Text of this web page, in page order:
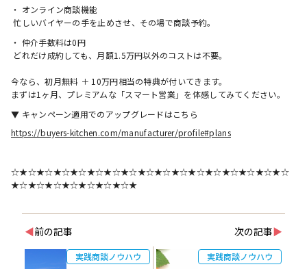
・ オンライン商談機能
忙しいバイヤーの手を止めさせ、その場で商談予約。
・ 仲介手数料は0円
どれだけ成約しても、月額1.5万円以外のコストは不要。
今なら、初月無料 ＋ 10万円相当の特典が付いてきます。
まずは1ヶ月、プレミアムな「スマート営業」を体感してみてください。
▼ キャンペーン適用でのアップグレードはこちら
https://buyers-kitchen.com/manufacturer/profile#plans
☆★☆★☆★☆★☆★☆★☆★☆★☆★☆★☆★☆★☆★☆★☆★☆★☆
★☆★☆★☆★☆★☆★☆★☆★
◀前の記事
実践商談ノウハウ
次の記事▶
実践商談ノウハウ